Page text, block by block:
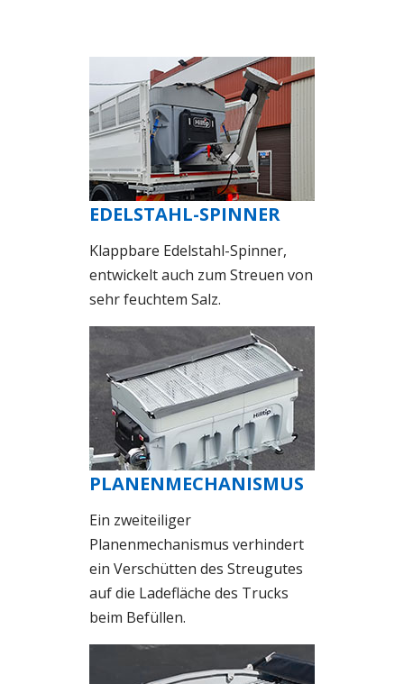
EDELSTAHL-SPINNER
Klappbare Edelstahl-Spinner,
entwickelt auch zum Streuen von
sehr feuchtem Salz.
PLANENMECHANISMUS
Ein zweiteiliger
Planenmechanismus verhindert
ein Verschütten des Streugutes
auf die Ladefläche des Trucks
beim Befüllen.